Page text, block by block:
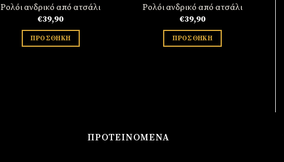
Ρολόι ανδρικό από ατσάλι
€39,90
ΠΡΟΣΘΉΚΗ
Ρολόι ανδρικό από ατσάλι
€39,90
ΠΡΟΣΘΉΚΗ
ΠΡΟΤΕΙΝΌΜΕΝΑ